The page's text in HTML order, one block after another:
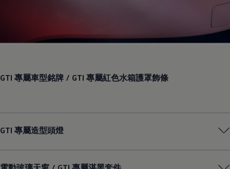
GTI 專屬車型銘牌 / GTI 專屬紅色水箱護罩飾條
GTI 專屬造型頭燈